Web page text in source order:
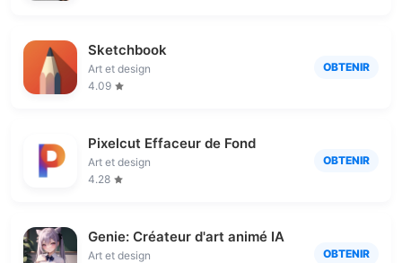
Sketchbook
Art et design
4.09
OBTENIR
Pixelcut Effaceur de Fond
Art et design
4.28
OBTENIR
Genie: Créateur d'art animé IA
Art et design
OBTENIR